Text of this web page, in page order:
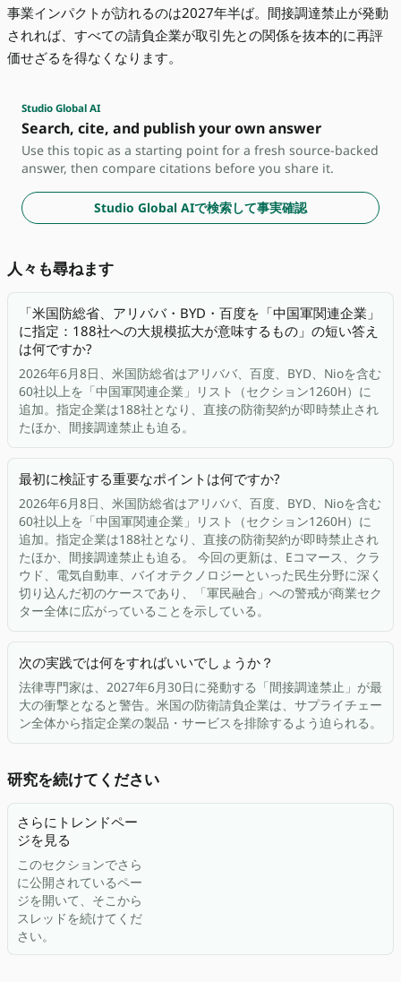
事業インパクトが訪れるのは2027年半ば。間接調達禁止が発動
されれば、すべての請負企業が取引先との関係を抜本的に再評
価せざるを得なくなります。
Studio Global AI
Search, cite, and publish your own answer
Use this topic as a starting point for a fresh source-backed
answer, then compare citations before you share it.
Studio Global AIで検索して事実確認
人々も尋ねます
「米国防総省、アリババ・BYD・百度を「中国軍関連企業」
に指定：188社への大規模拡大が意味するもの」の短い答え
は何ですか?
2026年6月8日、米国防総省はアリババ、百度、BYD、Nioを含む
60社以上を「中国軍関連企業」リスト（セクション1260H）に
追加。指定企業は188社となり、直接の防衛契約が即時禁止され
たほか、間接調達禁止も迫る。
最初に検証する重要なポイントは何ですか?
2026年6月8日、米国防総省はアリババ、百度、BYD、Nioを含む
60社以上を「中国軍関連企業」リスト（セクション1260H）に
追加。指定企業は188社となり、直接の防衛契約が即時禁止され
たほか、間接調達禁止も迫る。 今回の更新は、Eコマース、クラ
ウド、電気自動車、バイオテクノロジーといった民生分野に深く
切り込んだ初のケースであり、「軍民融合」への警戒が商業セク
ター全体に広がっていることを示している。
次の実践では何をすればいいでしょうか？
法律専門家は、2027年6月30日に発動する「間接調達禁止」が最
大の衝撃となると警告。米国の防衛請負企業は、サプライチェー
ン全体から指定企業の製品・サービスを排除するよう迫られる。
研究を続けてください
さらにトレンドペー
ジを見る
このセクションでさら
に公開されているペー
ジを開いて、そこから
スレッドを続けてくだ
さい。